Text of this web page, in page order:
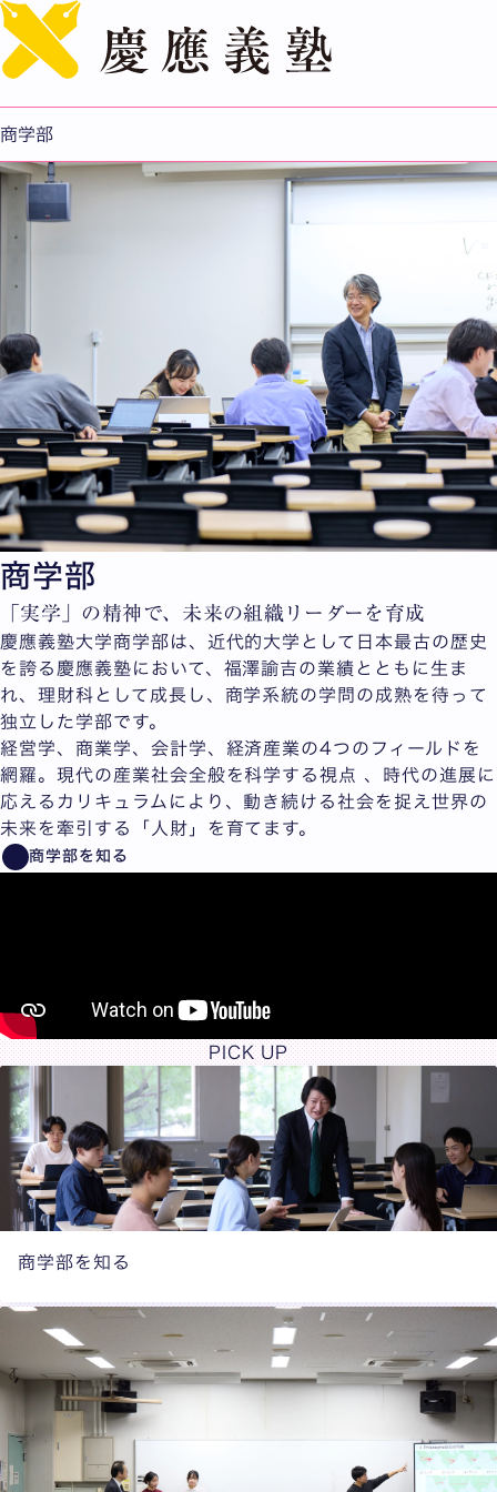
商学部
商学部
「実学」の精神で、未来の組織リーダーを育成
慶應義塾大学商学部は、近代的大学として日本最古の歴史
を誇る慶應義塾において、福澤諭吉の業績とともに生ま
れ、理財科として成長し、商学系統の学問の成熟を待って
独立した学部です。
経営学、商業学、会計学、経済産業の4つのフィールドを
網羅。現代の産業社会全般を科学する視点 、時代の進展に
応えるカリキュラムにより、動き続ける社会を捉え世界の
未来を牽引する「人財」を育てます。
商学部を知る
PICK UP
商学部を知る